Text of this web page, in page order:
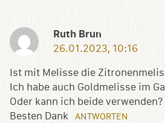
Ruth Brun
26.01.2023, 10:16
Ist mit Melisse die
Ich habe auch Goldmelisse im
Oder kann ich beide verwenden?
Besten Dank
ANTWORTEN